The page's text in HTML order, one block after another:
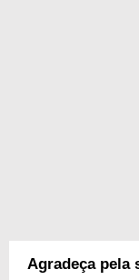
Agradeça pela